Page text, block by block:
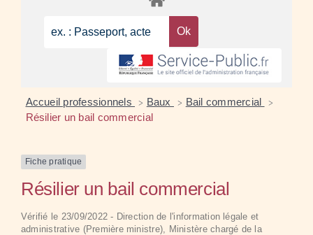
Accueil professionnels > Baux > Bail commercial >
Résilier un bail commercial
Fiche pratique
Résilier un bail commercial
Vérifié le 23/09/2022 - Direction de l'information légale et
administrative (Première ministre), Ministère chargé de la